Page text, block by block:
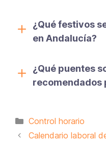
¿Qué festivos
en Andalucía?
¿Qué puentes
recomendados
Categorías
Control horario
Calendario laboral